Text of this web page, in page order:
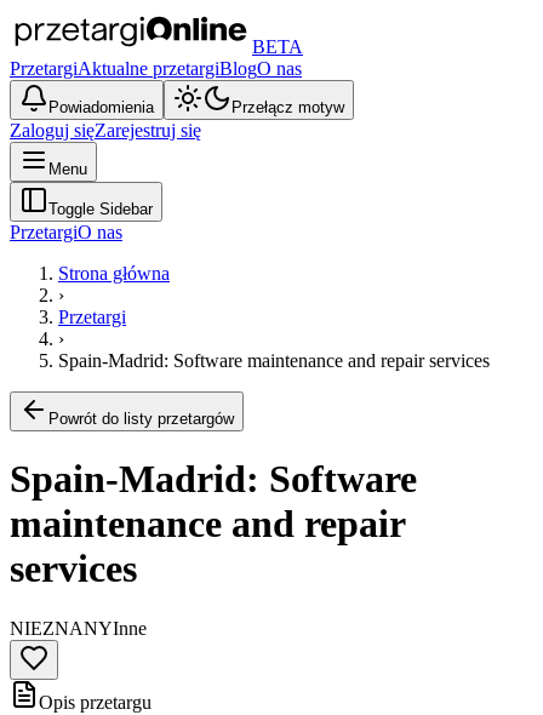
BETA
PrzetargiAktualne przetargiBlogO nas
Powiadomienia Przełącz motyw
Zaloguj sięZarejestruj się
Menu
Toggle Sidebar
PrzetargiO nas
Strona główna
›
Przetargi
›
Spain-Madrid: Software maintenance and repair services
Powrót do listy przetargów
Spain-Madrid: Software
maintenance and repair
services
NIEZNANYInne
Opis przetargu